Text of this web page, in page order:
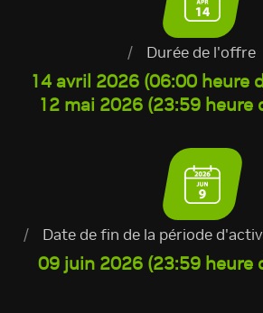
/ Durée de l'offre
14 avril 2026 (06:00 heure
12 mai 2026 (23:59 heure
/ Date de fin de la période
09 juin 2026 (23:59 heure